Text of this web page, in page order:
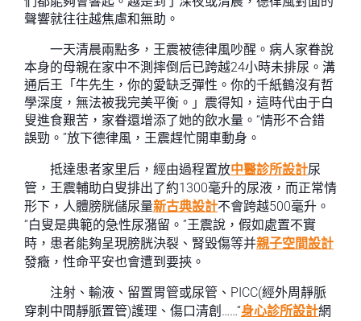
聲響就往往越焦慮和無助。
一天清晨兩點多，王震被德律風吵醒。病人家眷說
本身的母親在家中不測摔倒后已跨越24小時未排尿。溝
通后王「牛先生，你的愛缺乏彈性。你的千紙鶴沒有哲
學深度，無法被我完美平衡。」震得知，這時代由于白
叟進食艱苦，家眷還增添了她的飲水量。“情形不合錯
誤勁。”放下德律風，王震趕忙開車動身。
抵達患者家里后，經由過程置放中醫診所設計尿
管，王震輔助白叟排出了約1300毫升的尿液，而正常情
形下，人體膀胱儲尿量新古典設計不會跨越500毫升。
“白叟是典範的急性尿潴留。”王震說，假如處置不實
時，患者能夠呈現膀胱決裂、腎毀傷等并親子空間設計
發癥，性命平安也會遭到要挾。
注射、輸液、留置胃管或尿管、PICC(經外周靜脈
穿刺中間靜脈置管)護理、傷口清創……“身心診所設計網